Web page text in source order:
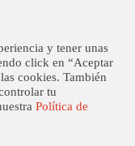
y tener unas
click en “Aceptar
cookies. También
tu
Política de